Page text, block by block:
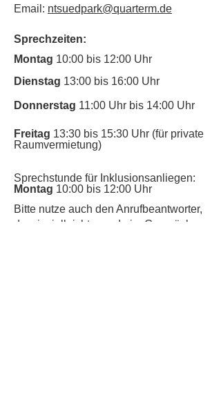
Email: ntsuedpark@quarterm.de
Sprechzeiten:
Montag 10:00 bis 12:00 Uhr
Dienstag 13:00 bis 16:00 Uhr
Donnerstag 11:00 Uhr bis 14:00 Uhr
Freitag 13:30 bis 15:30 Uhr (für private
Raumvermietung)
Sprechstunde für Inklusionsanliegen:
Montag 10:00 bis 12:00 Uhr
​Bitte nutze auch den Anrufbeantworter,
da wir vielleicht gerade im Gespräch